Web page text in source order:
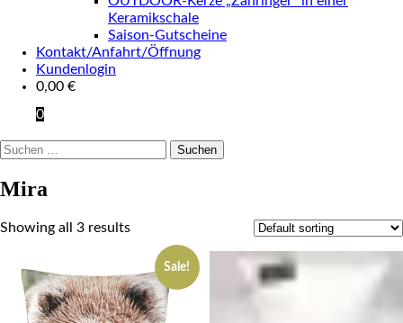
Keramikschale
Saison-Gutscheine
Kontakt/Anfahrt/Öffnung
Kundenlogin
0,00 €
0
Suchen
Mira
Showing all 3 results
Sale!